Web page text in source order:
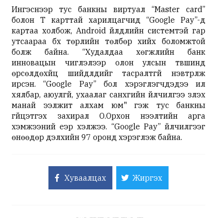
Ингэснээр тус банкны виртуал “Master card”
болон T карттай харилцагчид “Google Pay”-д
картаа холбож, Android үйлдлийн системтэй гар
утсаараа бүх төрлийн төлбөр хийх боломжтой
болж байна. “Худалдаа хөгжлийн банк
инновацын чиглэлээр олон улсын түвшинд
өрсөлдөхүйц шийдлүүдийг тасралтгүй нэвтрүүлж
ирсэн. “Google Pay” бол хэрэглэгчдэдээ илүү
хялбар, аюулгүй, ухаалаг санхүүгийн үйлчилгээ үзүүлэх
манай ээлжит алхам юм" гэж тус банкны
гүйцэтгэх захирал О.Орхон нээлтийн арга
хэмжээний үеэр хэлжээ. “Google Pay” үйлчилгээг
өнөөдөр дэлхийн 97 оронд хэрэглэж байна.
Хуваалцах Жиргэх